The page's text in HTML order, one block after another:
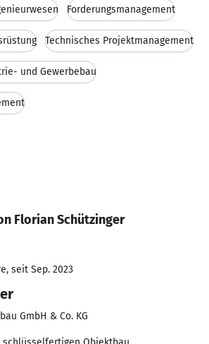
Forderungsmanagement
Technisches Projektmanagement
und Gewerbebau
Florian Schützinger
seit Sep. 2023
GmbH & Co. KG